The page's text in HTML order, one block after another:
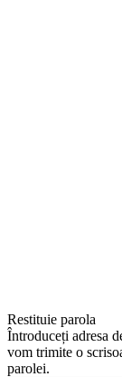
Restituie parola
Întroduceți adresa
vom trimite o
parolei.